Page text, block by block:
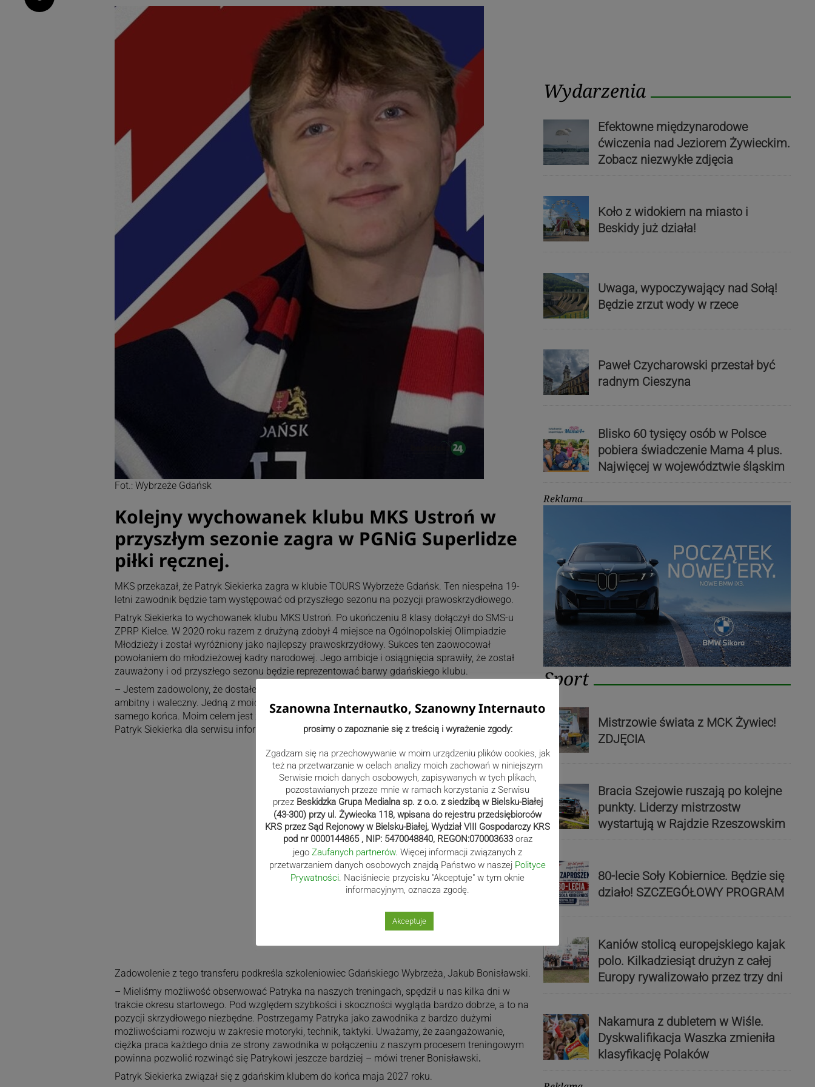
Fot.: Wybrzeże Gdańsk
Kolejny wychowanek klubu MKS Ustroń w
przyszłym sezonie zagra w PGNiG Superlidze
piłki ręcznej.
MKS przekazał, że Patryk Siekierka zagra w klubie TOURS Wybrzeże Gdańsk. Ten niespełna 19-
letni zawodnik będzie tam występować od przyszłego sezonu na pozycji prawoskrzydłowego.
Patryk Siekierka to wychowanek klubu MKS Ustroń. Po ukończeniu 8 klasy dołączył do SMS-u
ZPRP Kielce. W 2020 roku razem z drużyną zdobył 4 miejsce na Ogólnopolskiej Olimpiadzie
Młodzieży i został wyróżniony jako najlepszy prawoskrzydłowy. Sukces ten zaowocował
powołaniem do młodzieżowej kadry narodowej. Jego ambicje i osiągnięcia sprawiły, że został
zauważony i od przyszłego sezonu będzie reprezentować barwy gdańskiego klubu.
– Jestem zadowolony, że dostałem szansę na grę w superligowym klubie. Jestem bardzo
ambitny i waleczny. Jedną z moich mocnych stron jest to, że szybko się nie poddaję i walczę do
samego końca. Moim celem jest zdobycie tytułu najlepszego skrzydłowego sezonu – powiedział
Patryk Siekierka dla serwisu informacyjnego klubu z Gdańska.
Zadowolenie z tego transferu podkreśla szkoleniowiec Gdańskiego Wybrzeża, Jakub Bonisławski.
– Mieliśmy możliwość obserwować Patryka na naszych treningach, spędził u nas kilka dni w
trakcie okresu startowego. Pod względem szybkości i skoczności wygląda bardzo dobrze, a to na
pozycji skrzydłowego niezbędne. Postrzegamy Patryka jako zawodnika z bardzo dużymi
możliwościami rozwoju w zakresie motoryki, technik, taktyki. Uważamy, że zaangażowanie,
ciężka praca każdego dnia ze strony zawodnika w połączeniu z naszym procesem treningowym
powinna pozwolić rozwinąć się Patrykowi jeszcze bardziej – mówi trener Bonisławski.
Patryk Siekierka związał się z gdańskim klubem do końca maja 2027 roku.
Wydarzenia
Efektowne międzynarodowe
ćwiczenia nad Jeziorem Żywieckim.
Zobacz niezwykłe zdjęcia
Koło z widokiem na miasto i
Beskidy już działa!
Uwaga, wypoczywający nad Sołą!
Będzie zrzut wody w rzece
Paweł Czycharowski przestał być
radnym Cieszyna
Blisko 60 tysięcy osób w Polsce
pobiera świadczenie Mama 4 plus.
Najwięcej w województwie śląskim
Reklama
Sport
Mistrzowie świata z MCK Żywiec!
ZDJĘCIA
Bracia Szejowie ruszają po kolejne
punkty. Liderzy mistrzostw
wystartują w Rajdzie Rzeszowskim
80-lecie Soły Kobiernice. Będzie się
działo! SZCZEGÓŁOWY PROGRAM
Kaniów stolicą europejskiego kajak
polo. Kilkadziesiąt drużyn z całej
Europy rywalizowało przez trzy dni
Nakamura z dubletem w Wiśle.
Dyskwalifikacja Waszka zmieniła
klasyfikację Polaków
Szanowna Internautko, Szanowny Internauto
prosimy o zapoznanie się z treścią i wyrażenie zgody:
Zgadzam się na przechowywanie w moim urządzeniu plików cookies, jak
też na przetwarzanie w celach analizy moich zachowań w niniejszym
Serwisie moich danych osobowych, zapisywanych w tych plikach,
pozostawianych przeze mnie w ramach korzystania z Serwisu
przez Beskidzka Grupa Medialna sp. z o.o. z siedzibą w Bielsku-Białej
(43-300) przy ul. Żywiecka 118, wpisana do rejestru przedsiębiorców
KRS przez Sąd Rejonowy w Bielsku-Białej, Wydział VIII Gospodarczy KRS
pod nr 0000144865 , NIP: 5470048840, REGON:070003633 oraz
jego Zaufanych partnerów. Więcej informacji związanych z
przetwarzaniem danych osobowych znajdą Państwo w naszej Polityce
Prywatności . Naciśniecie przycisku "Akceptuje" w tym oknie
informacyjnym, oznacza zgodę.
Akceptuje